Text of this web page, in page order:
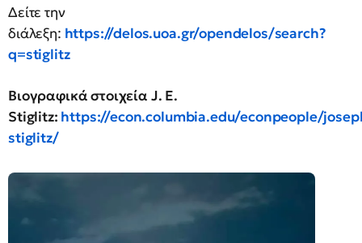
Δείτε την
διάλεξη: https://delos.uoa.gr/opendelos/search?
q=stiglitz
Βιογραφικά στοιχεία J. E.
Stiglitz: https://econ.columbia.edu/econpeople/
stiglitz/